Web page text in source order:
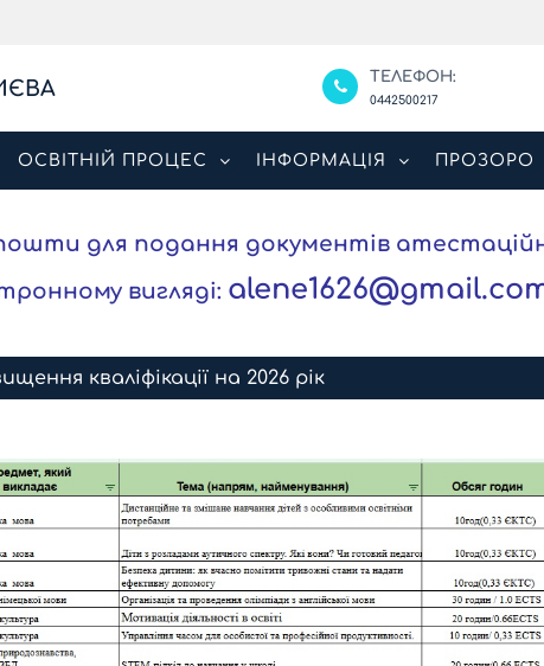
ТЕЛЕФОН:
0442500217
ОСВІТНІЙ ПРОЦЕС ІНФОРМАЦІЯ ПРОЗОРО
для подання документів атестаційній
вигляді:
кваліфікації на 2026 рік